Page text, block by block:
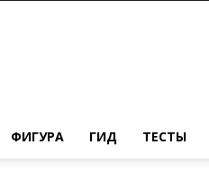
ФИГУРА ГИД ТЕСТЫ